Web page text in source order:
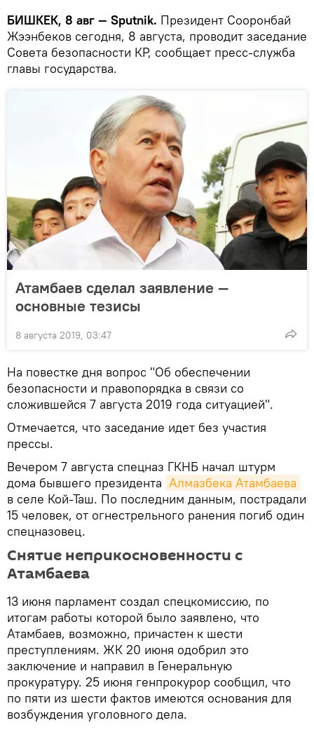
БИШКЕК, 8 авг — Sputnik. Президент Сооронбай
Жээнбеков cегодня, 8 августа, проводит заседание
Совета безопасности КР, сообщает пресс-служба
главы государства.
Атамбаев сделал заявление —
основные тезисы
8 августа 2019, 03:47
На повестке дня вопрос "Об обеспечении
безопасности и правопорядка в связи со
сложившейся 7 августа 2019 года ситуацией".
Отмечается, что заседание идет без участия
прессы.
Вечером 7 августа спецназ ГКНБ начал штурм
дома бывшего президента Алмазбека Атамбаева
в селе Кой-Таш. По последним данным, пострадали
15 человек, от огнестрельного ранения погиб один
спецназовец.
Снятие неприкосновенности с
Атамбаева
13 июня парламент создал спецкомиссию, по
итогам работы которой было заявлено, что
Атамбаев, возможно, причастен к шести
преступлениям. ЖК 20 июня одобрил это
заключение и направил в Генеральную
прокуратуру. 25 июня генпрокурор сообщил, что
по пяти из шести фактов имеются основания для
возбуждения уголовного дела.